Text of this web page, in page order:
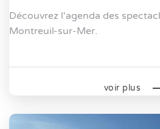
Découvrez l'agenda des
Montreuil-sur-Mer.
voir plus